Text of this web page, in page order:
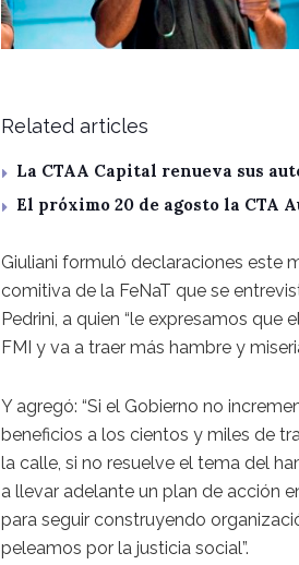
Related articles
La CTAA Capital renueva sus
El próximo 20 de agosto la CTA
Giuliani formuló declaraciones este
comitiva de la FeNaT que se
Pedrini, a quien “le expresamos
FMI y va a traer más hambre y
Y agregó: “Si el Gobierno no
beneficios a los cientos y miles de
la calle, si no resuelve el tema del
a llevar adelante un plan de acción
para seguir construyendo
peleamos por la justicia social”.